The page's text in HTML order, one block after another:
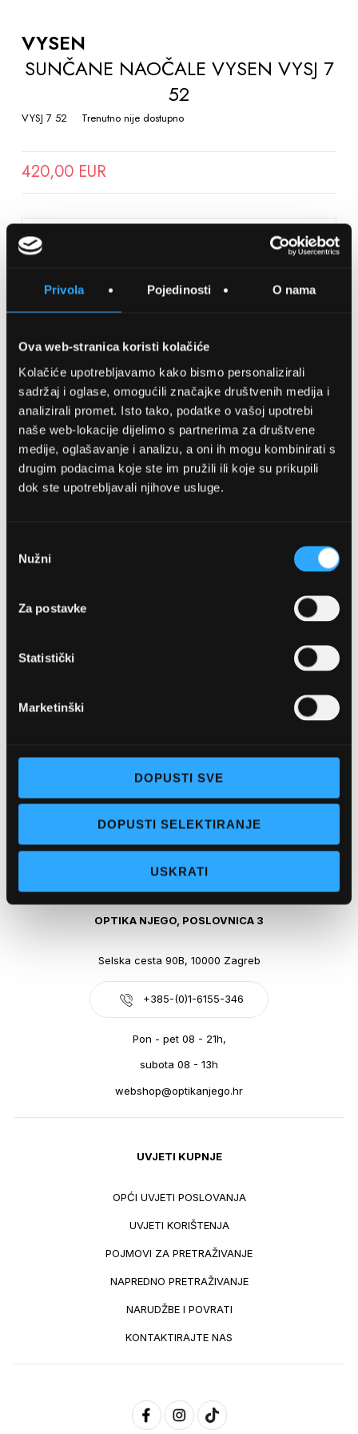
Privola Pojedinosti O nama
Ova web-stranica koristi kolačiće
Kolačiće upotrebljavamo kako bismo personalizirali
sadržaj i oglase, omogućili značajke društvenih medija i
analizirali promet. Isto tako, podatke o vašoj upotrebi
naše web-lokacije dijelimo s partnerima za društvene
medije, oglašavanje i analizu, a oni ih mogu kombinirati s
drugim podacima koje ste im pružili ili koje su prikupili
dok ste upotrebljavali njihove usluge.
pristanka
Nužni
Za postavke
Statistički
Marketinški
DOPUSTI SVE
DOPUSTI SELEKTIRANJE
USKRATI
THE
BEGINNING
OF
GALLERY
VYSEN
SUNČANE NAOČALE VYSEN VYSJ 7
52
VYSJ 7 52 Trenutno nije dostupno
420,00 EUR
SPREMITE NA LISTU ŽELJA
Detalji
OPTIKA NJEGO, POSLOVNICA 1
Pon - pet: 07 - 21h,
Sub: 07-21h
webshop@optikanjego.hr
OPTIKA NJEGO, POSLOVNICA 3
Selska cesta 90B, 10000 Zagreb
+385-(0)1-6155-346
Pon - pet 08 - 21h,
subota 08 - 13h
webshop@optikanjego.hr
UVJETI KUPNJE
OPĆI UVJETI POSLOVANJA
UVJETI KORIŠTENJA
POJMOVI ZA PRETRAŽIVANJE
NAPREDNO PRETRAŽIVANJE
NARUDŽBE I POVRATI
KONTAKTIRAJTE NAS